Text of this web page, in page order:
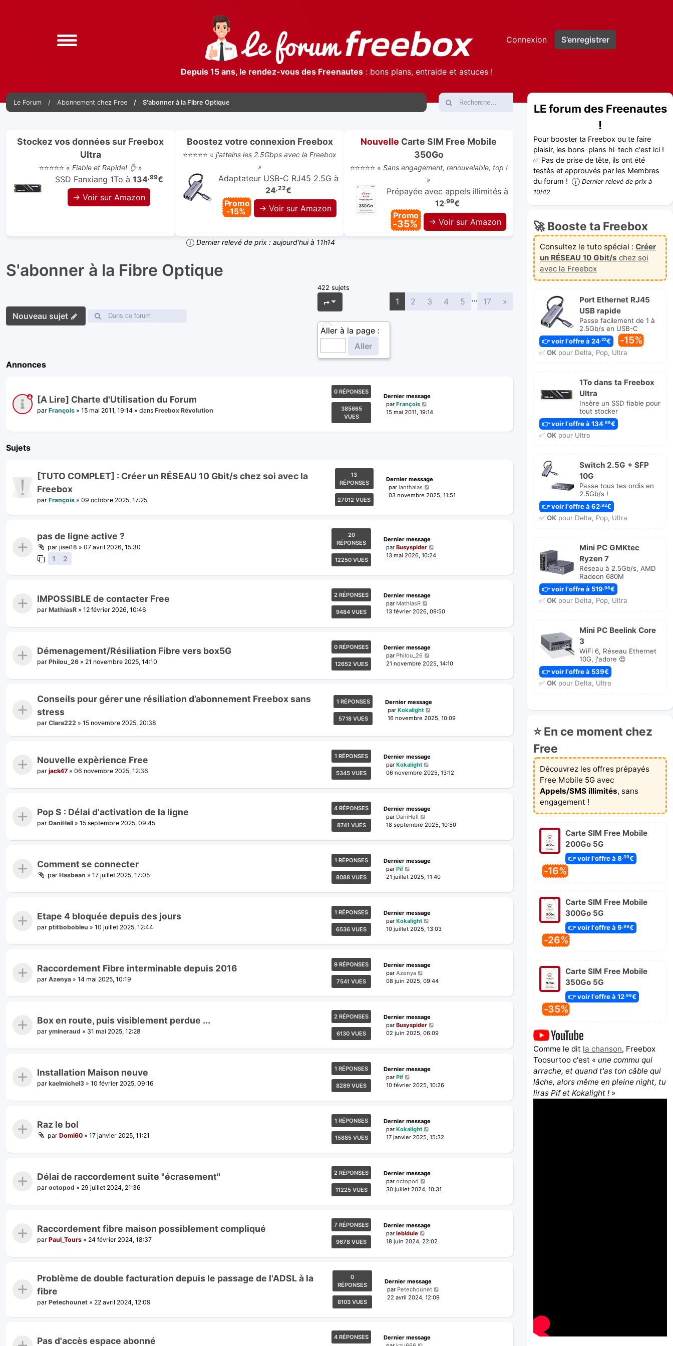
Connexion S’enregistrer
Depuis 15 ans, le rendez-vous des Freenautes: bons plans, entraide et astuces !
Le Forum Abonnement chez Free S'abonner à la Fibre Optique
Stockez vos données sur Freebox
Ultra
⭐⭐⭐⭐⭐ « Fiable et Rapide! 👌»
SSD Fanxiang 1To à 134,99€
→ Voir sur Amazon
Boostez votre connexion Freebox
⭐⭐⭐⭐⭐ « j'atteins les 2.5Gbps avec la Freebox
»
Adaptateur USB-C RJ45 2.5G à
24,22€
Promo
-15%
→ Voir sur Amazon
Nouvelle Carte SIM Free Mobile
350Go
⭐⭐⭐⭐⭐ « Sans engagement, renouvelable, top !
»
Prépayée avec appels illimités à
12,99€
Promo
-35% → Voir sur Amazon
Dernier relevé de prix : aujourd'hui à 11h14
S'abonner à la Fibre Optique
Nouveau sujet
422 sujets
Page
Aller à la page :
1 2 3 4 5 … 17 »
Annonces
[A Lire] Charte d'Utilisation du Forum
par François » 15 mai 2011, 19:14 » dans Freebox Révolution
0 RÉPONSES
385665
VUES
Dernier message
par François
15 mai 2011, 19:14
Sujets
[TUTO COMPLET] : Créer un RÉSEAU 10 Gbit/s chez soi avec la
Freebox
par François » 09 octobre 2025, 17:25
13
RÉPONSES
27012 VUES
Dernier message
parlanthalas
03 novembre 2025, 11:51
pas de ligne active ?
par jisei18 » 07 avril 2026, 15:30
1 2
20
RÉPONSES
12250 VUES
Dernier message
par Busyspider
13 mai 2026, 10:24
IMPOSSIBLE de contacter Free
par MathiasR » 12 février 2026, 10:46
2 RÉPONSES
9484 VUES
Dernier message
par MathiasR
13 février 2026, 09:50
Démenagement/Résiliation Fibre vers box5G
par Philou_26 » 21 novembre 2025, 14:10
0 RÉPONSES
12652 VUES
Dernier message
par Philou_26
21 novembre 2025, 14:10
Conseils pour gérer une résiliation d’abonnement Freebox sans
stress
par Clara222 » 15 novembre 2025, 20:38
1 RÉPONSES
5718 VUES
Dernier message
parKokalight
16 novembre 2025, 10:09
Nouvelle expèrience Free
par jack47 » 06 novembre 2025, 12:36
1 RÉPONSES
5345 VUES
Dernier message
par Kokalight
06 novembre 2025, 13:12
Pop S : Délai d'activation de la ligne
par DaniHell » 15 septembre 2025, 09:45
4 RÉPONSES
8741 VUES
Dernier message
par DaniHell
18 septembre 2025, 10:50
Comment se connecter
par Hasbean » 17 juillet 2025, 17:05
1 RÉPONSES
8088 VUES
Dernier message
par Pif
21 juillet 2025, 11:40
Etape 4 bloquée depuis des jours
par ptitbobobleu » 10 juillet 2025, 12:44
1 RÉPONSES
6536 VUES
Dernier message
par Kokalight
10 juillet 2025, 13:03
Raccordement Fibre interminable depuis 2016
par Azenya » 14 mai 2025, 10:19
9 RÉPONSES
7541 VUES
Dernier message
par Azenya
08 juin 2025, 09:44
Box en route, puis visiblement perdue ...
par ymineraud » 31 mai 2025, 12:28
2 RÉPONSES
6130 VUES
Dernier message
par Busyspider
02 juin 2025, 06:09
Installation Maison neuve
par kaelmichel3 » 10 février 2025, 09:16
1 RÉPONSES
8289 VUES
Dernier message
par Pif
10 février 2025, 10:26
Raz le bol
par Domi60 » 17 janvier 2025, 11:21
1 RÉPONSES
15885 VUES
Dernier message
par Kokalight
17 janvier 2025, 15:32
Délai de raccordement suite "écrasement"
par octopod » 29 juillet 2024, 21:36
2 RÉPONSES
11225 VUES
Dernier message
par octopod
30 juillet 2024, 10:31
Raccordement fibre maison possiblement compliqué
par Paul_Tours » 24 février 2024, 18:37
7 RÉPONSES
9678 VUES
Dernier message
par lebidule
18 juin 2024, 22:02
Problème de double facturation depuis le passage de l'ADSL à la
fibre
par Petechounet » 22 avril 2024, 12:09
0
RÉPONSES
8103 VUES
Dernier message
par Petechounet
22 avril 2024, 12:09
Pas d'accès espace abonné 4 RÉPONSES
Dernier message
LE forum des Freenautes
!
Pour booster ta Freebox ou te faire
plaisir, les bons-plans hi-tech c'est ici !
✅ Pas de prise de tête, ils ont été
testés et approuvés par les Membres
du forum !
Dernier relevé de prix à
10h12
🚀 Booste ta Freebox
Consultez le tuto spécial : Créer
un RÉSEAU 10 Gbit/s chez soi
avec la Freebox
Port Ethernet RJ45
USB rapide
Passe facilement de 1 à
2.5Gb/s en USB-C
👉 voir l'offre à 24,22€ -15%
✅ OKpour Delta, Pop, Ultra
1To dans ta Freebox
Ultra
Insère un SSD fiable pour
tout stocker
👉 voir l'offre à 134 ,99€
✅ OKpour Ultra
Switch 2.5G + SFP
10G
Passe tous tes ordis en
2.5Gb/s !
👉 voir l'offre à 62,82€
✅ OKpour Delta, Pop, Ultra
Mini PC GMKtec
Ryzen 7
Réseau à 2.5Gb/s, AMD
Radeon 680M
👉 voir l'offre à 519,96€
✅ OKpour Delta, Pop, Ultra
Mini PC Beelink Core
3
WiFi 6, Réseau Ethernet
10G, j'adore 😍
👉 voir l'offre à 539€
✅ OKpour Delta, Ultra
⭐ En ce moment chez
Free
Découvrez les offres prépayés
Free Mobile 5G avec
Appels/SMS illimités, sans
engagement !
Carte SIM Free Mobile
200Go 5G
👉 voir l'offre à 8,39€
-16%
Carte SIM Free Mobile
300Go 5G
👉 voir l'offre à 9 ,99€
-26%
Carte SIM Free Mobile
350Go 5G
👉 voir l'offre à 12,99€
-35%
Comme le dit la chanson, Freebox
Toosurtoo c'est « une commu qui
arrache, et quand t'as ton câble qui
lâche, alors même en pleine night, tu
liras Pif et Kokalight ! »